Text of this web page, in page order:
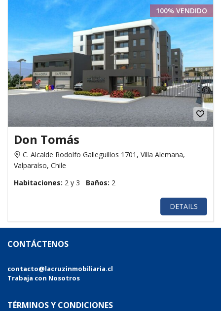
100% VENDIDO
Don Tomás
C. Alcalde Rodolfo Galleguillos 1701, Villa Alemana,
Valparaíso, Chile
Habitaciones: 2 y 3 Baños: 2
DETAILS
CONTÁCTENOS
contacto@lacruzinmobiliaria.cl
Trabaja con Nosotros
TÉRMINOS Y CONDICIONES